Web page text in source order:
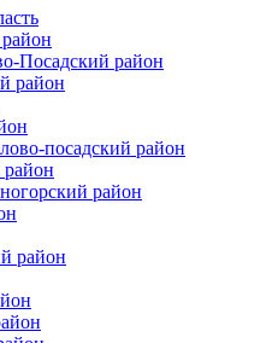
Посадский район
район
посадский район
район
район